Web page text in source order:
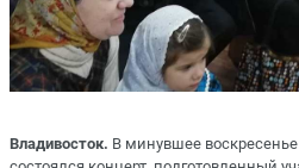
Владивосток. В минувшее